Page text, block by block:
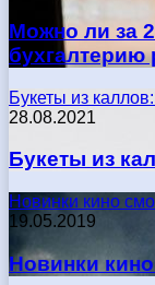
Можно ли за
бухгалтерию
Букеты из
28.08.2021
Букеты из
Новинки кино
19.05.2019
Новинки